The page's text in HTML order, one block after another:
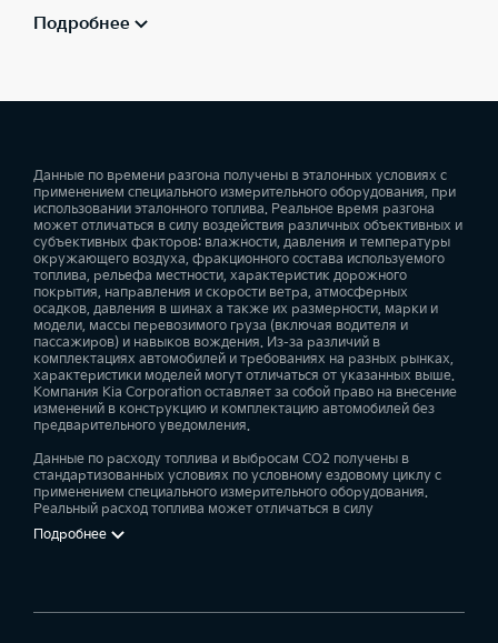
более мощный идет только с восьмиступенчатой
Объем багажного отделения составляет 586
Расход бензина у Kia Sportage варьируется в
зависимости от комплектации от 7,6 до 8,2 литра.
Подробнее
Данные по времени разгона получены в эталонных условиях с
применением специального измерительного оборудования, при
использовании эталонного топлива. Реальное время разгона
может отличаться в силу воздействия различных объективных и
субъективных факторов: влажности, давления и температуры
окружающего воздуха, фракционного состава используемого
топлива, рельефа местности, характеристик дорожного
покрытия, направления и скорости ветра, атмосферных
осадков, давления в шинах а также их размерности, марки и
модели, массы перевозимого груза (включая водителя и
пассажиров) и навыков вождения. Из-за различий в
комплектациях автомобилей и требованиях на разных рынках,
характеристики моделей могут отличаться от указанных выше.
Компания Kia Corporation оставляет за собой право на внесение
изменений в конструкцию и комплектацию автомобилей без
предварительного уведомления.
Данные по расходу топлива и выбросам CO2 получены в
стандартизованных условиях по условному ездовому циклу с
применением специального измерительного оборудования.
Реальный расход топлива может отличаться в силу
Подробнее